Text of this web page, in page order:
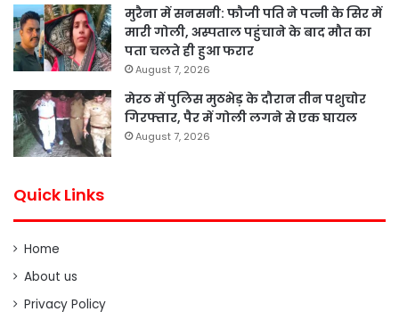
मुरैना में सनसनी: फौजी पति ने पत्नी के सिर में
मारी गोली, अस्पताल पहुंचाने के बाद मौत का
पता चलते ही हुआ फरार
August 7, 2026
मेरठ में पुलिस मुठभेड़ के दौरान तीन पशुचोर
गिरफ्तार, पैर में गोली लगने से एक घायल
August 7, 2026
Quick Links
Home
About us
Privacy Policy